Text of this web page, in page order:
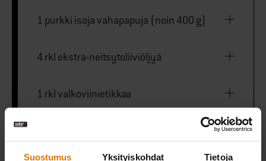
Suostumus Yksityiskohdat Tietoja
1 purkki isoja vahapapuja (noin 400 g)
4 rkl ekstra-neitsytoliiviöljyä
1 rkl valkoviinietikkaa